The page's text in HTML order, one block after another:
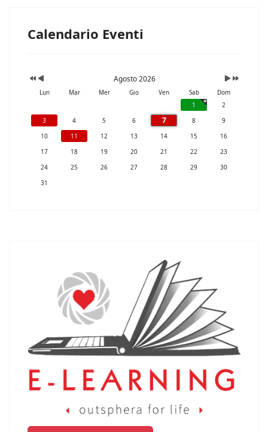
Calendario Eventi
Agosto 2026
Lun Mar Mer Gio Ven Sab
Dom
1
2
3
4 5 6 7 8
9
10
11 12 13 14 15
16
17
18 19 20 21 22
23
24
25 26 27 28 29
30
31